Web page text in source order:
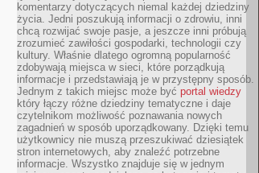
komentarzy dotyczących niemal każdej dziedziny
życia. Jedni poszukują informacji o zdrowiu, inni
chcą rozwijać swoje pasje, a jeszcze inni próbują
zrozumieć zawiłości gospodarki, technologii czy
kultury. Właśnie dlatego ogromną popularność
zdobywają miejsca w sieci, które porządkują
informacje i przedstawiają je w przystępny sposób.
Jednym z takich miejsc może być portal wiedzy
który łączy różne dziedziny tematyczne i daje
czytelnikom możliwość poznawania nowych
zagadnień w sposób uporządkowany. Dzięki temu
użytkownicy nie muszą przeszukiwać dziesiątek
stron internetowych, aby znaleźć potrzebne
informacje. Wszystko znajduje się w jednym